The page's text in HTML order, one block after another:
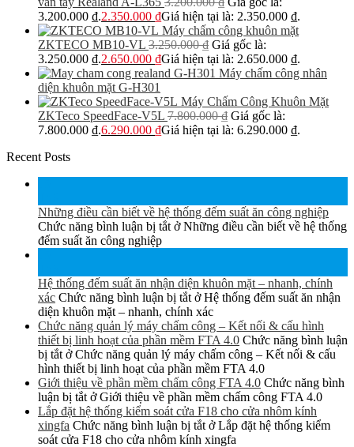
3.200.000 ₫.2.350.000 ₫Giá hiện tại là: 2.350.000 ₫.
Máy chấm công khuôn mặt
ZKTECO MB10-VL 3.250.000₫ Giá gốc là:
3.250.000 ₫.2.650.000 ₫Giá hiện tại là: 2.650.000 ₫.
Máy chấm công nhân
diện khuôn mặt G-H301
Máy Chấm Công Khuôn Mặt
ZKTeco SpeedFace-V5L 7.800.000₫ Giá gốc là:
7.800.000 ₫.6.290.000 ₫Giá hiện tại là: 6.290.000 ₫.
Recent Posts
Những điều cần biết về hệ thống đếm suất ăn công nghiệp
Chức năng bình luận bị tắt ở Những điều cần biết về hệ thống
đếm suất ăn công nghiệp
Hệ thống đếm suất ăn nhận diện khuôn mặt – nhanh, chính
xác Chức năng bình luận bị tắt ở Hệ thống đếm suất ăn nhận
diện khuôn mặt – nhanh, chính xác
Chức năng quản lý máy chấm công – Kết nối & cấu hình
thiết bị linh hoạt của phần mềm FTA 4.0 Chức năng bình luận
bị tắt ở Chức năng quản lý máy chấm công – Kết nối & cấu
hình thiết bị linh hoạt của phần mềm FTA 4.0
Giới thiệu về phần mềm chấm công FTA 4.0 Chức năng bình
luận bị tắt ở Giới thiệu về phần mềm chấm công FTA 4.0
Lắp đặt hệ thống kiểm soát cửa F18 cho cửa nhôm kính
xingfa Chức năng bình luận bị tắt ở Lắp đặt hệ thống kiểm
soát cửa F18 cho cửa nhôm kính xingfa